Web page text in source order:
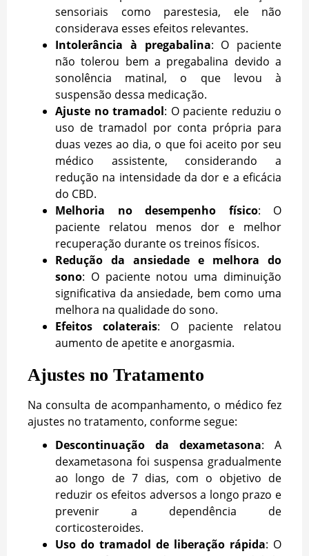
sensoriais como parestesia, ele não
considerava esses efeitos relevantes.
Intolerância à pregabalina: O paciente
não tolerou bem a pregabalina devido a
sonolência matinal, o que levou à
suspensão dessa medicação.
Ajuste no tramadol: O paciente reduziu o
uso de tramadol por conta própria para
duas vezes ao dia, o que foi aceito por seu
médico assistente, considerando a
redução na intensidade da dor e a eficácia
do CBD.
Melhoria no desempenho físico: O
paciente relatou menos dor e melhor
recuperação durante os treinos físicos.
Redução da ansiedade e melhora do
sono: O paciente notou uma diminuição
significativa da ansiedade, bem como uma
melhora na qualidade do sono.
Efeitos colaterais: O paciente relatou
aumento de apetite e anorgasmia.
Ajustes no Tratamento
Na consulta de acompanhamento, o médico fez
ajustes no tratamento, conforme segue:
Descontinuação da dexametasona: A
dexametasona foi suspensa gradualmente
ao longo de 7 dias, com o objetivo de
reduzir os efeitos adversos a longo prazo e
prevenir a dependência de
corticosteroides.
Uso do tramadol de liberação rápida: O